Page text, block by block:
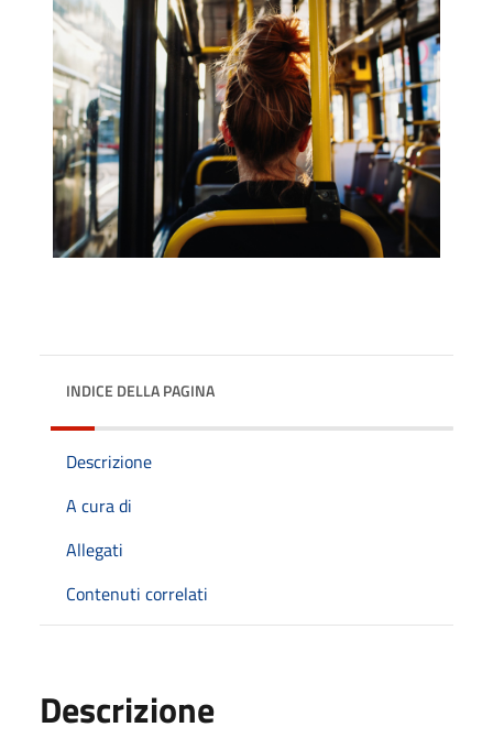
INDICE DELLA PAGINA
Descrizione
A cura di
Allegati
Contenuti correlati
Descrizione